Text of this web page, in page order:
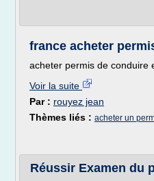
france acheter
acheter permis de conduire
Voir la suite
Par : rouyez jean
Thèmes liés : acheter un
Réussir Examen du